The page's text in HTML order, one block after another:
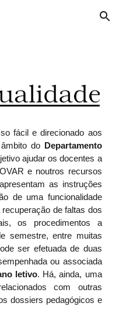
Skip to navigation
fácil e direcionado aos
do Departamento
ajudar os docentes a
e noutros recursos
as instruções
de uma funcionalidade
de faltas dos
os procedimentos a
semestre, entre muitas
ser efetuada de duas
ou associada
letivo. Há, ainda, uma
com outras
dossiers pedagógicos e